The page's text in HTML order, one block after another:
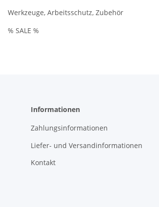
Werkzeuge, Arbeitsschutz, Zubehör
% SALE %
Informationen
Zahlungsinformationen
Liefer- und Versandinformationen
Kontakt